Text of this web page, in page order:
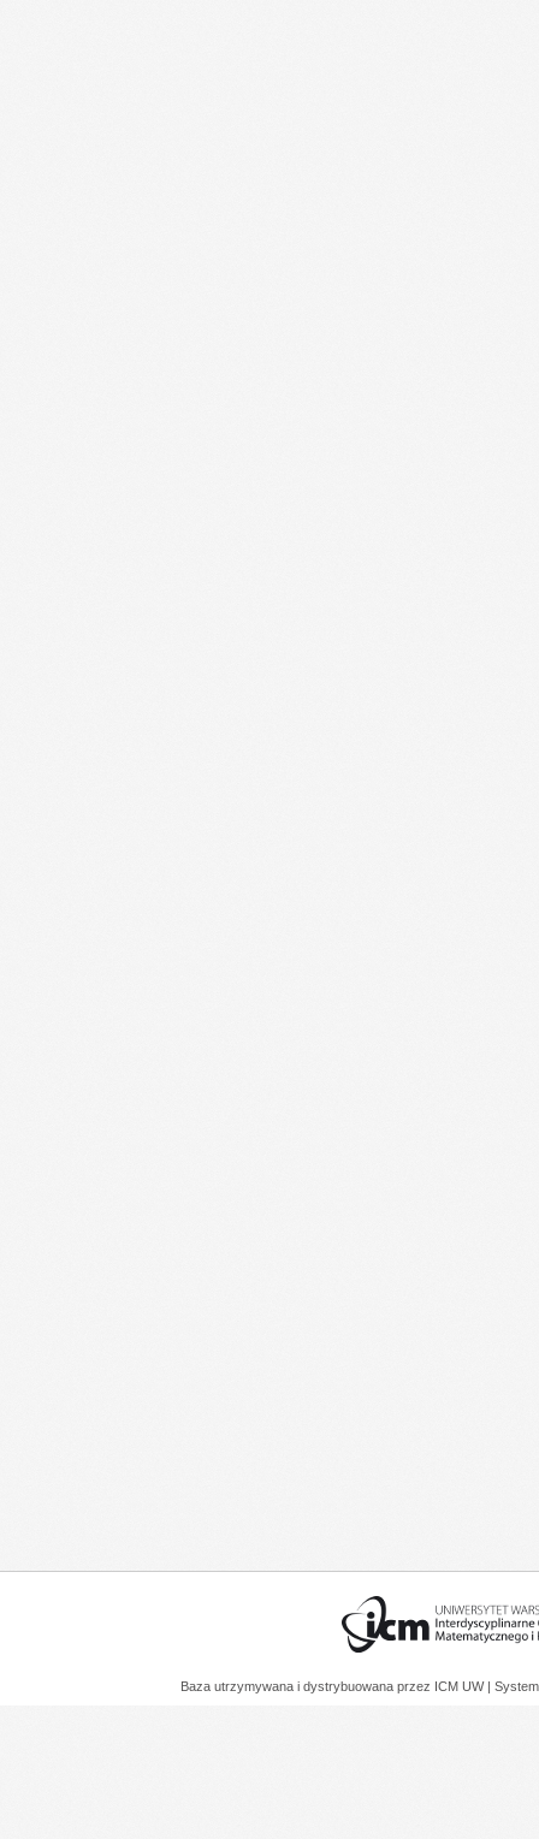
Baza utrzymywana i dystrybuowana przez ICM UW |